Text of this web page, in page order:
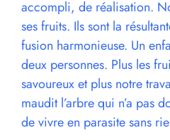
accompli, de réalisation.
ses fruits. Ils sont la
fusion harmonieuse. Un
deux personnes. Plus les
savoureux et plus notre
maudit l’arbre qui n’a pas
de vivre en parasite sans